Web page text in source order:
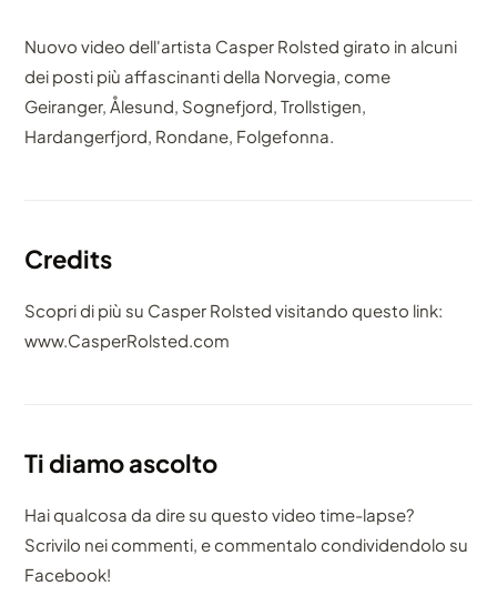
Nuovo video dell'artista Casper Rolsted girato in alcuni
dei posti più affascinanti della Norvegia, come
Geiranger, Ålesund, Sognefjord, Trollstigen,
Hardangerfjord, Rondane, Folgefonna.
Credits
Scopri di più su Casper Rolsted visitando questo link:
www.CasperRolsted.com
Ti diamo ascolto
Hai qualcosa da dire su questo video time-lapse?
Scrivilo nei commenti, e commentalo condividendolo su
Facebook!